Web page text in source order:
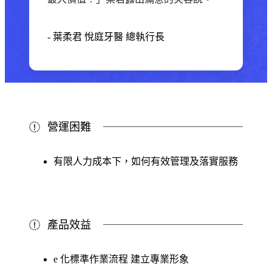
- 葉柔君 悅庭牙醫 總執行長
營運困難
有限人力成本下，如何有效管理及落實服務
產品效益
e 化標準作業流程 建立專業形象